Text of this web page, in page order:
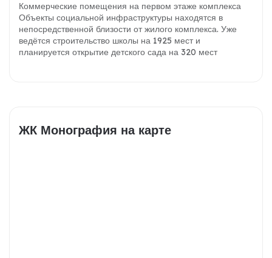
Коммерческие помещения на первом этаже комплекса
Объекты социальной инфраструктуры находятся в
непосредственной близости от жилого комплекса. Уже
ведётся строительство школы на 1925 мест и
планируется открытие детского сада на 320 мест
ЖК Монография на карте